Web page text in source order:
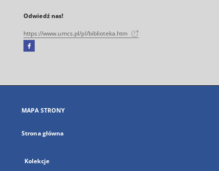
Odwiedź nas!
https://www.umcs.pl/pl/biblioteka.htm
Facebook
się
karcie
MAPA STRONY
Strona główna
Kolekcje